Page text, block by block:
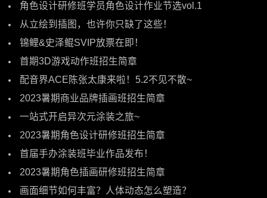
角色设计研修班学员角色设计作业节选vol.1
从立绘到插图，也许你只缺了这些！
锦鲤&史泽鲲SVIP放票在即！
首期3D游戏动作班招生简章
配音界ACE陈张太康来啦！5.2不见不散~
2023暑期商业品牌插画班招生简章
一站式开启异次元涂装之旅~
2023暑期角色设计研修班招生简章
首届手办涂装班毕业作品发布！
2023暑期角色插画研修班招生简章
画面细节如何丰富？人体动态怎么塑造？